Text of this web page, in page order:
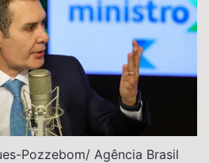
Pozzebom/ Agência Brasil